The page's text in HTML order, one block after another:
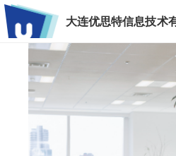
大连优思特信息技术